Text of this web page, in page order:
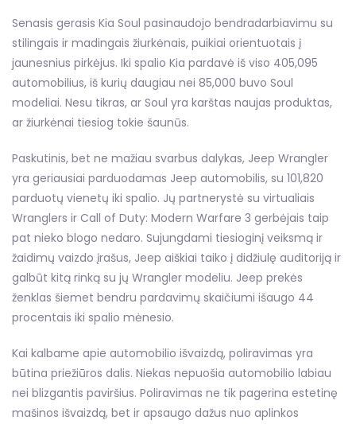
Senasis gerasis Kia Soul pasinaudojo bendradarbiavimu su
stilingais ir madingais žiurkėnais, puikiai orientuotais į
jaunesnius pirkėjus. Iki spalio Kia pardavė iš viso 405,095
automobilius, iš kurių daugiau nei 85,000 buvo Soul
modeliai. Nesu tikras, ar Soul yra karštas naujas produktas,
ar žiurkėnai tiesiog tokie šaunūs.
Paskutinis, bet ne mažiau svarbus dalykas, Jeep Wrangler
yra geriausiai parduodamas Jeep automobilis, su 101,820
parduotų vienetų iki spalio. Jų partnerystė su virtualiais
Wranglers ir Call of Duty: Modern Warfare 3 gerbėjais taip
pat nieko blogo nedaro. Sujungdami tiesioginį veiksmą ir
žaidimų vaizdo įrašus, Jeep aiškiai taiko į didžiulę auditoriją ir
galbūt kitą rinką su jų Wrangler modeliu. Jeep prekės
ženklas šiemet bendru pardavimų skaičiumi išaugo 44
procentais iki spalio mėnesio.
Kai kalbame apie automobilio išvaizdą, poliravimas yra
būtina priežiūros dalis. Niekas nepuošia automobilio labiau
nei blizgantis paviršius. Poliravimas ne tik pagerina estetinę
mašinos išvaizdą, bet ir apsaugo dažus nuo aplinkos